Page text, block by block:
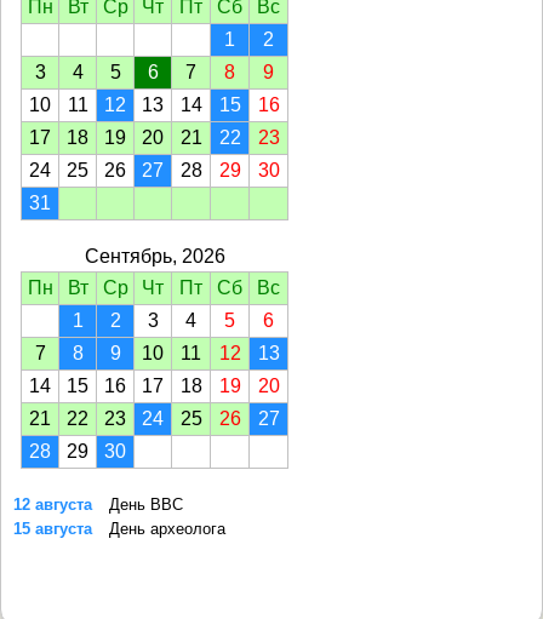
Пн Вт Ср Чт Пт Сб
Вс
1
2
3
4 5 6 7 8
9
10
11 12 13 14 15
16
17
18 19 20 21 22
23
24
25 26 27 28 29
30
31
Сентябрь, 2026
Пн
Вт Ср Чт Пт Сб
Вс
1
2 3 4 5
6
7
8 9 10 11 12
13
14
15 16 17 18 19
20
21
22 23 24 25 26
27
28
29 30
12 августа
День ВВС
15 августа
День археолога